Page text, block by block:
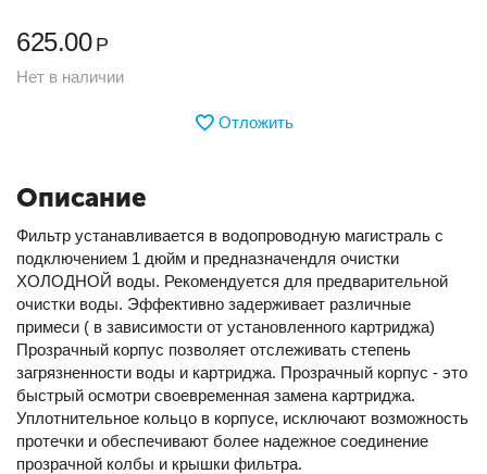
625.00 Р
Нет в наличии
Отложить
Описание
Фильтр устанавливается в водопроводную магистраль c
подключением 1 дюйм и предназначендля очистки
ХОЛОДНОЙ воды. Рекомендуется для предварительной
очистки воды. Эффективно задерживает различные
примеси ( в зависимости от установленного картриджа)
Прозрачный корпус позволяет отслеживать степень
загрязненности воды и картриджа. Прозрачный корпус - это
быстрый осмотри своевременная замена картриджа.
Уплотнительное кольцо в корпусе, исключают возможность
протечки и обеспечивают более надежное соединение
прозрачной колбы и крышки фильтра.